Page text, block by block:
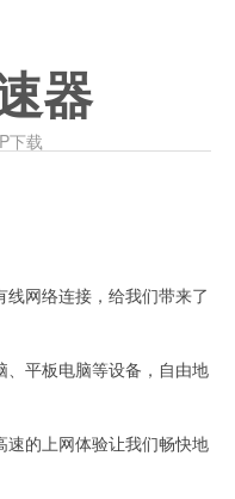
器
下载
网络连接，给我们带来了
平板电脑等设备，自由地
的上网体验让我们畅快地